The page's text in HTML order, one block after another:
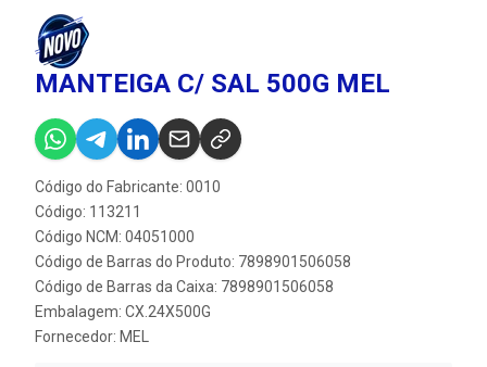
MANTEIGA C/ SAL 500G MEL
Código do Fabricante: 0010
Código: 113211
Código NCM: 04051000
Código de Barras do Produto: 7898901506058
Código de Barras da Caixa: 7898901506058
Embalagem: CX.24X500G
Fornecedor: MEL